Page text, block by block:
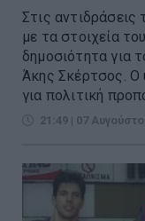
Στις
με τα στοιχεία
δημοσιότητα για
Άκης Σκέρτσος. Ο
για πολιτική
21:49 | 07